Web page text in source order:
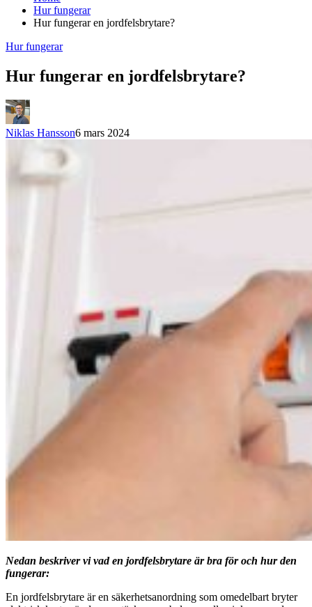
Hur fungerar
Hur fungerar en jordfelsbrytare?
Hur fungerar
Hur fungerar en jordfelsbrytare?
Niklas Hansson6 mars 2024
Nedan beskriver vi vad en jordfelsbrytare är bra för och hur den
fungerar:
En jordfelsbrytare är en säkerhetsanordning som omedelbart bryter